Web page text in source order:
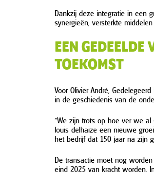
Dankzij deze integratie in een
synergieën, versterkte
EEN GEDEELDE
TOEKOMST
Voor Olivier André,
in de geschiedenis van de
“We zijn trots op hoe ver we al
louis delhaize een nieuwe
het bedrijf dat 150 jaar na zijn
De transactie moet nog
eind 2025 van kracht worden.